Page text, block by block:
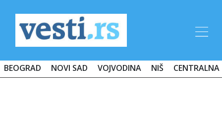
BEOGRAD NOVI SAD VOJVODINA NIŠ CENTRALNA